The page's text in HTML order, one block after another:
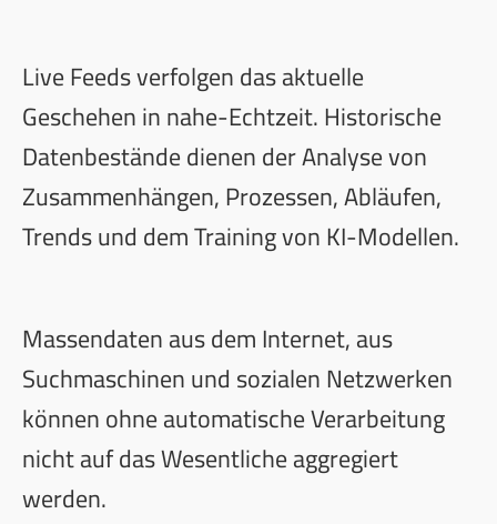
Live Feeds verfolgen das aktuelle
Geschehen in nahe-Echtzeit. Historische
Datenbestände dienen der Analyse von
Zusammenhängen, Prozessen, Abläufen,
Trends und dem Training von KI-Modellen.
Massendaten aus dem Internet, aus
Suchmaschinen und sozialen Netzwerken
können ohne automatische Verarbeitung
nicht auf das Wesentliche aggregiert
werden.